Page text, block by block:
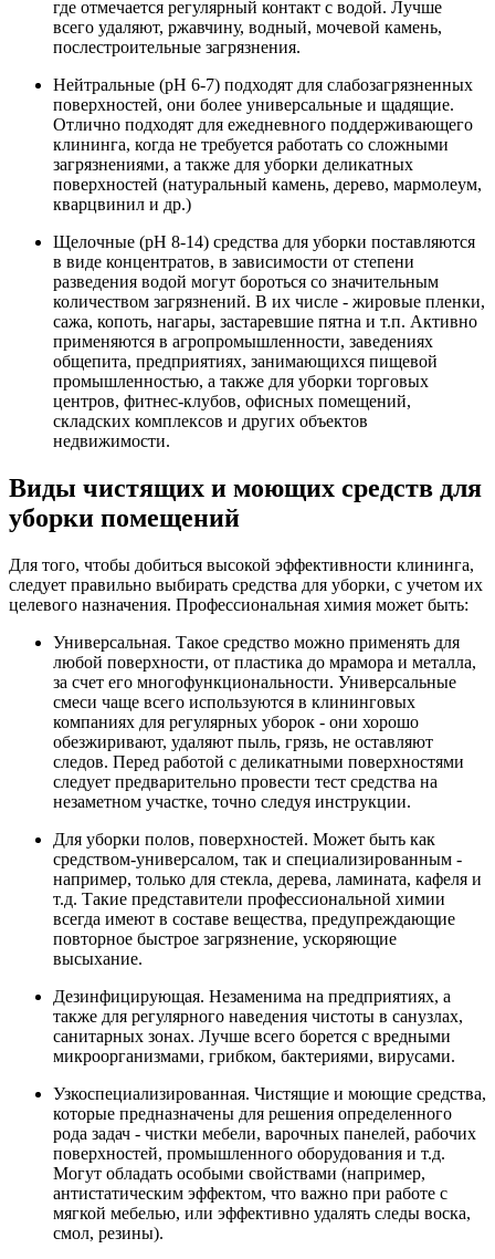
где отмечается регулярный контакт с водой. Лучше
всего удаляют, ржавчину, водный, мочевой камень,
послестроительные загрязнения.
Нейтральные (pH 6-7) подходят для слабозагрязненных
поверхностей, они более универсальные и щадящие.
Отлично подходят для ежедневного поддерживающего
клининга, когда не требуется работать со сложными
загрязнениями, а также для уборки деликатных
поверхностей (натуральный камень, дерево, мармолеум,
кварцвинил и др.)
Щелочные (pH 8-14) средства для уборки поставляются
в виде концентратов, в зависимости от степени
разведения водой могут бороться со значительным
количеством загрязнений. В их числе - жировые пленки,
сажа, копоть, нагары, застаревшие пятна и т.п. Активно
применяются в агропромышленности, заведениях
общепита, предприятиях, занимающихся пищевой
промышленностью, а также для уборки торговых
центров, фитнес-клубов, офисных помещений,
складских комплексов и других объектов
недвижимости.
Виды чистящих и моющих средств для
уборки помещений
Для того, чтобы добиться высокой эффективности клининга,
следует правильно выбирать средства для уборки, с учетом их
целевого назначения. Профессиональная химия может быть:
Универсальная. Такое средство можно применять для
любой поверхности, от пластика до мрамора и металла,
за счет его многофункциональности. Универсальные
смеси чаще всего используются в клининговых
компаниях для регулярных уборок - они хорошо
обезжиривают, удаляют пыль, грязь, не оставляют
следов. Перед работой с деликатными поверхностями
следует предварительно провести тест средства на
незаметном участке, точно следуя инструкции.
Для уборки полов, поверхностей. Может быть как
средством-универсалом, так и специализированным -
например, только для стекла, дерева, ламината, кафеля и
т.д. Такие представители профессиональной химии
всегда имеют в составе вещества, предупреждающие
повторное быстрое загрязнение, ускоряющие
высыхание.
Дезинфицирующая. Незаменима на предприятиях, а
также для регулярного наведения чистоты в санузлах,
санитарных зонах. Лучше всего борется с вредными
микроорганизмами, грибком, бактериями, вирусами.
Узкоспециализированная. Чистящие и моющие средства,
которые предназначены для решения определенного
рода задач - чистки мебели, варочных панелей, рабочих
поверхностей, промышленного оборудования и т.д.
Могут обладать особыми свойствами (например,
антистатическим эффектом, что важно при работе с
мягкой мебелью, или эффективно удалять следы воска,
смол, резины).